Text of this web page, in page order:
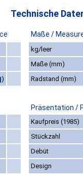
Technische
Maße /
kg/leer
Maße (mm)
) Radstand (mm)
Präsentation /
Kaufpreis (1985)
Stückzahl
Debüt
Design